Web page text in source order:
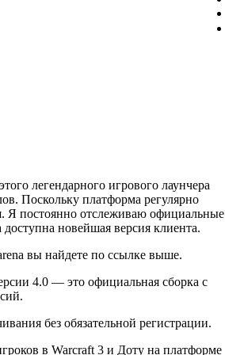
легендарного игрового лаунчера
Поскольку платформа регулярно
Я постоянно отслеживаю официальные
новейшая версия клиента.
вы найдете по ссылке выше.
4.0 — это официальная сборка с
без обязательной регистрации.
в Warcraft 3 и Доту на платформе